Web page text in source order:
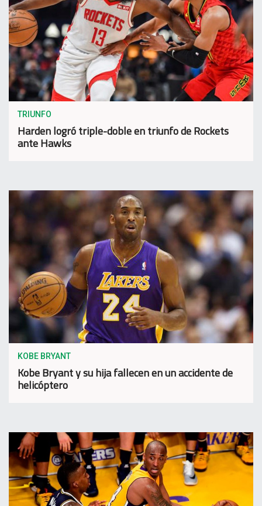
TRIUNFO
Harden logró triple-doble en triunfo de Rockets
ante Hawks
KOBE BRYANT
Kobe Bryant y su hija fallecen en un accidente de
helicóptero